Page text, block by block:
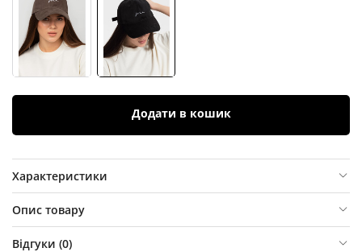
Додати в кошик
Характеристики
Опис товару
Відгуки (0)